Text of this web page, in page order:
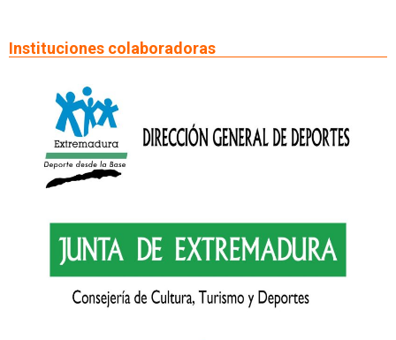
Instituciones colaboradoras